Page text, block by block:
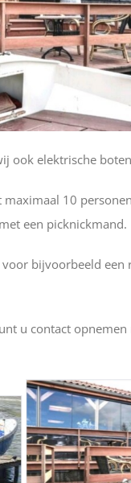
ook elektrische
10
een picknickmand.
bijvoorbeeld
u contact